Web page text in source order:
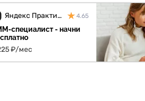
Яндекс Практикум 4.65
специалист - начни
₽/мес